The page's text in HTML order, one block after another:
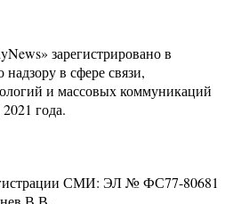
зарегистрировано в
в сфере связи,
и массовых коммуникаций
года.
СМИ: ЭЛ № ФС77-80681